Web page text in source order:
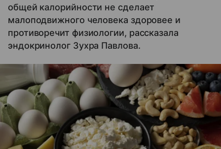
общей калорийности не сделает
малоподвижного человека здоровее и
противоречит физиологии, рассказала
эндокринолог Зухра Павлова.